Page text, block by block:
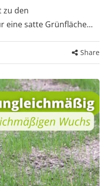
zu den
eine satte Grünfläche…
Share